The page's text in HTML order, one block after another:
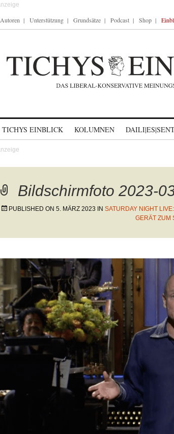
Autoren Unterstützung Grundsätze Podcast Shop
TICHYS EINBLICK KOLUMNEN
Bildschirmfoto 2023-
PUBLISHED ON 5. MÄRZ 2023 IN SATURDAY NIGHT
GERÄT ZUM